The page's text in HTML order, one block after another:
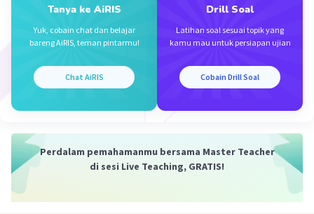
Membuat persamaan garis m
= -1/3 melalui
(0,1)
y - y1 = m2(x - x1)
y - 1 = -1/3x (dikalikan 3)
3y = -x + 3
Beri Rating·4.0(1) Balas
Tanya ke AiRIS
Yuk, cobain chat dan belajar
bareng AiRIS, teman pintarmu!
Chat AiRIS
Drill Soal
Latihan soal sesuai topik yang
kamu mau untuk persiapan ujian
Cobain Drill Soal
Perdalam pemahamanmu bersama Master Teacher
di sesi Live Teaching, GRATIS!